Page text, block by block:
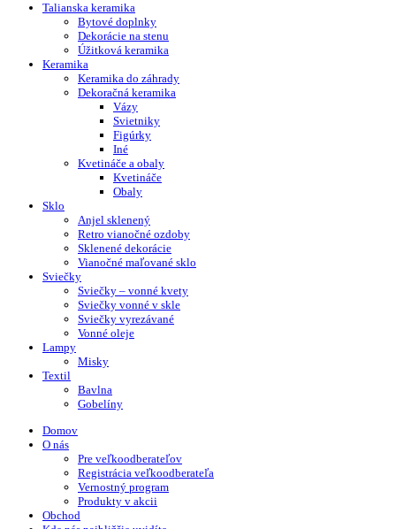
Talianska keramika
Bytové doplnky
Dekorácie na stenu
Úžitková keramika
Keramika
Keramika do záhrady
Dekoračná keramika
Vázy
Svietniky
Figúrky
Iné
Kvetináče a obaly
Kvetináče
Obaly
Sklo
Anjel sklenený
Retro vianočné ozdoby
Sklenené dekorácie
Vianočné maľované sklo
Sviečky
Sviečky – vonné kvety
Sviečky vonné v skle
Sviečky vyrezávané
Vonné oleje
Lampy
Misky
Textil
Bavlna
Gobelíny
Domov
O nás
Pre veľkoodberateľov
Registrácia veľkoodberateľa
Vernostný program
Produkty v akcii
Obchod